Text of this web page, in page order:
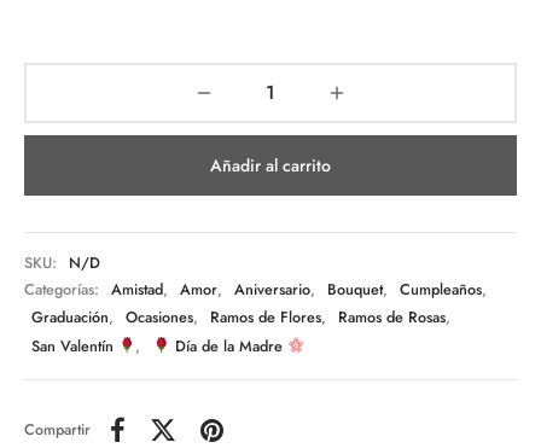
Añadir al carrito
SKU:
N/D
Categorías:
Amistad, Amor, Aniversario, Bouquet, Cumpleaños,
Graduación, Ocasiones, Ramos de Flores, Ramos de Rosas,
San Valentín
, Día de la Madre
Compartir